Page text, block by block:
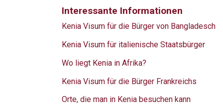
Interessante Informationen
Kenia Visum für die Bürger von Bangladesch
Kenia Visum für italienische Staatsbürger
Wo liegt Kenia in Afrika?
Kenia Visum für die Bürger Frankreichs
Orte, die man in Kenia besuchen kann